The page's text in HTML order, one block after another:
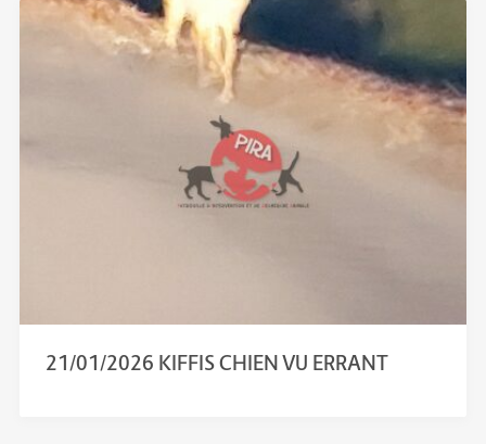
21/01/2026 KIFFIS CHIEN VU ERRANT